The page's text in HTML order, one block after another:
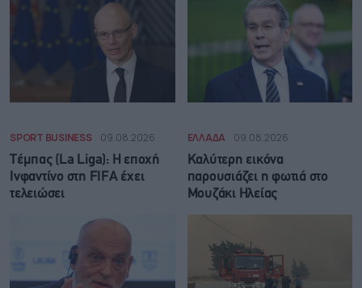
SPORT BUSINESS 09.08.2026
Τέμπας (La Liga): Η εποχή
Ινφαντίνο στη FIFA έχει
τελειώσει
ΕΛΛΑΔΑ 09.08.2026
Καλύτερη εικόνα
παρουσιάζει η φωτιά στο
Μουζάκι Ηλείας